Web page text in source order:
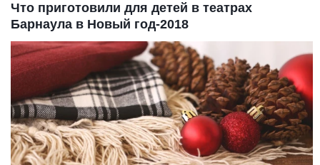
Что приготовили для детей в театрах
Барнаула в Новый год-2018